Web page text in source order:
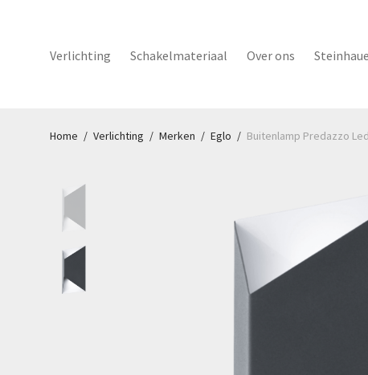
Verlichting Schakelmateriaal Over ons
Home / Verlichting / Merken / Eglo / Buitenlamp Predazzo